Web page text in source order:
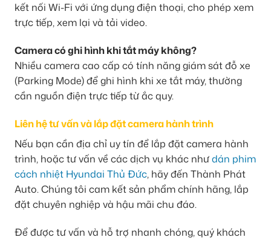
kết nối Wi-Fi với ứng dụng điện thoại, cho phép xem
trực tiếp, xem lại và tải video.
Camera có ghi hình khi tắt máy không?
Nhiều camera cao cấp có tính năng giám sát đỗ xe
(Parking Mode) để ghi hình khi xe tắt máy, thường
cần nguồn điện trực tiếp từ ắc quy.
Liên hệ tư vấn và lắp đặt camera hành trình
Nếu bạn cần địa chỉ uy tín để lắp đặt camera hành
trình, hoặc tư vấn về các dịch vụ khác nhưdán phim
cách nhiệt Hyundai Thủ Đức, hãy đến Thành Phát
Auto. Chúng tôi cam kết sản phẩm chính hãng, lắp
đặt chuyên nghiệp và hậu mãi chu đáo.
Để được tư vấn và hỗ trợ nhanh chóng, quý khách